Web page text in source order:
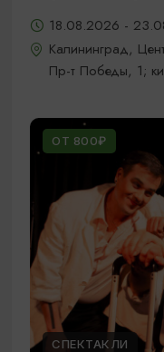
18.08.2026 -
Калининград,
Пр-т Победы, 1;
ОТ 800₽
СПЕКТАКЛИ